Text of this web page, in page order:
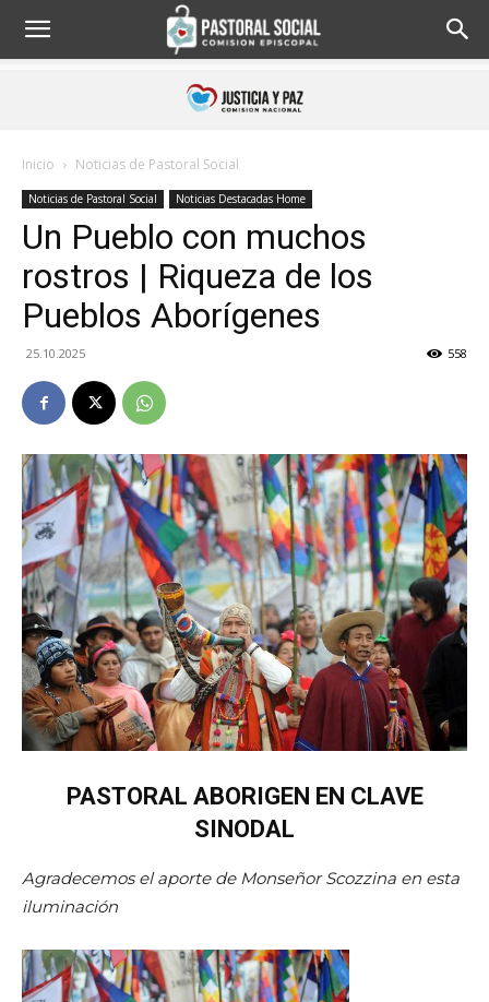
Inicio Noticias de Pastoral Social
Noticias de Pastoral Social Noticias Destacadas Home
Un Pueblo con muchos
rostros | Riqueza de los
Pueblos Aborígenes
25.10.2025 558
PASTORAL ABORIGEN EN CLAVE
SINODAL
Agradecemos el aporte de Monseñor Scozzina en esta
iluminación